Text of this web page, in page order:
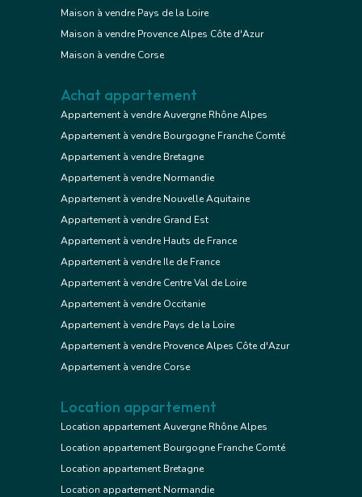
Maison à vendre Pays de la Loire
Maison à vendre Provence Alpes Côte d'Azur
Maison à vendre Corse
Achat appartement
Appartement à vendre Auvergne Rhône Alpes
Appartement à vendre Bourgogne Franche Comté
Appartement à vendre Bretagne
Appartement à vendre Normandie
Appartement à vendre Nouvelle Aquitaine
Appartement à vendre Grand Est
Appartement à vendre Hauts de France
Appartement à vendre Ile de France
Appartement à vendre Centre Val de Loire
Appartement à vendre Occitanie
Appartement à vendre Pays de la Loire
Appartement à vendre Provence Alpes Côte d'Azur
Appartement à vendre Corse
Location appartement
Location appartement Auvergne Rhône Alpes
Location appartement Bourgogne Franche Comté
Location appartement Bretagne
Location appartement Normandie